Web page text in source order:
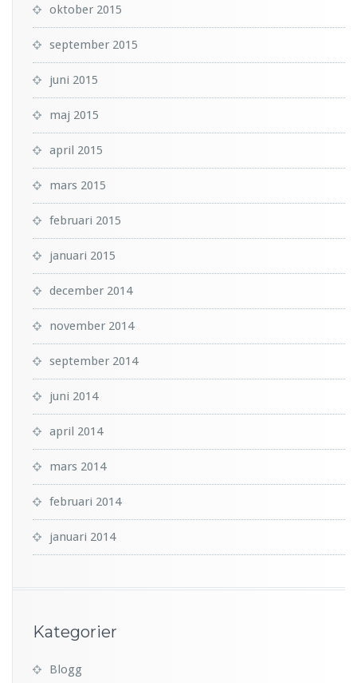
oktober 2015
september 2015
juni 2015
maj 2015
april 2015
mars 2015
februari 2015
januari 2015
december 2014
november 2014
september 2014
juni 2014
april 2014
mars 2014
februari 2014
januari 2014
Kategorier
Blogg